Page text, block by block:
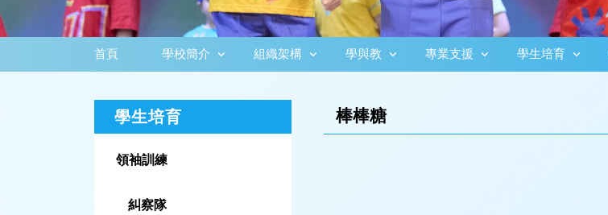
首頁 學校簡介 組織架構 學與教 專業支援 學生培育
學生培育
領袖訓練
糾察隊
棒棒糖